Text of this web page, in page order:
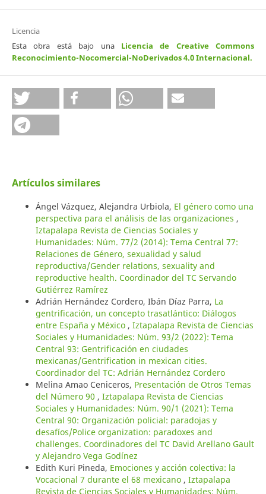
Licencia
Esta obra está bajo una Licencia de Creative Commons
Reconocimiento-Nocomercial-NoDerivados 4.0 Internacional.
Artículos similares
Ángel Vázquez, Alejandra Urbiola, El género como una
perspectiva para el análisis de las organizaciones ,
Iztapalapa Revista de Ciencias Sociales y
Humanidades: Núm. 77/2 (2014): Tema Central 77:
Relaciones de Género, sexualidad y salud
reproductiva/Gender relations, sexuality and
reproductive health. Coordinador del TC Servando
Gutiérrez Ramírez
Adrián Hernández Cordero, Ibán Díaz Parra, La
gentrificación, un concepto trasatlántico: Diálogos
entre España y México , Iztapalapa Revista de Ciencias
Sociales y Humanidades: Núm. 93/2 (2022): Tema
Central 93: Gentrificación en ciudades
mexicanas/Gentrification in mexican cities.
Coordinador del TC: Adrián Hernández Cordero
Melina Amao Ceniceros, Presentación de Otros Temas
del Número 90 , Iztapalapa Revista de Ciencias
Sociales y Humanidades: Núm. 90/1 (2021): Tema
Central 90: Organización policial: paradojas y
desafíos/Police organization: paradoxes and
challenges. Coordinadores del TC David Arellano Gault
y Alejandro Vega Godínez
Edith Kuri Pineda, Emociones y acción colectiva: la
Vocacional 7 durante el 68 mexicano , Iztapalapa
Revista de Ciencias Sociales y Humanidades: Núm.